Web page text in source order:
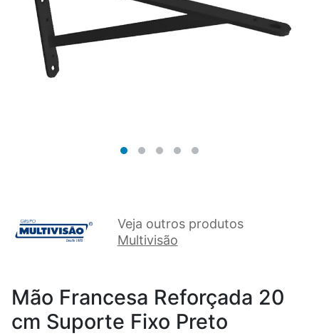
Veja outros produtos
Multivisão
Mão Francesa Reforçada 20
cm Suporte Fixo Preto